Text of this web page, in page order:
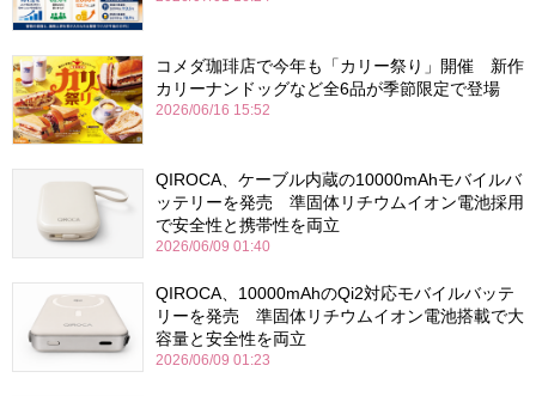
コメダ珈琲店で今年も「カリー祭り」開催 新作
カリーナンドッグなど全6品が季節限定で登場
2026/06/16 15:52
QIROCA、ケーブル内蔵の10000mAhモバイルバ
ッテリーを発売 準固体リチウムイオン電池採用
で安全性と携帯性を両立
2026/06/09 01:40
QIROCA、10000mAhのQi2対応モバイルバッテ
リーを発売 準固体リチウムイオン電池搭載で大
容量と安全性を両立
2026/06/09 01:23